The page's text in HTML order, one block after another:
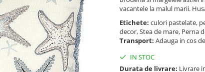
vacantele la malul marii.
Etichete: culori pastelate,
decor, Stea de mare, Perna
Transport: Adauga in cos
IN STOC
Durata de livrare: Livrare